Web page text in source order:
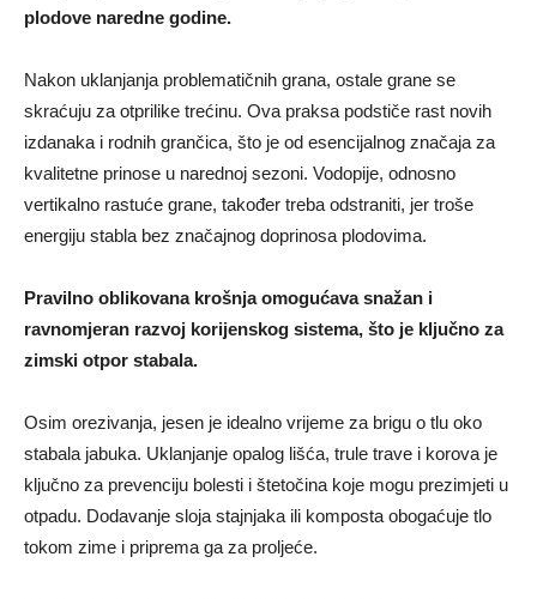
plodove naredne godine.
Nakon uklanjanja problematičnih grana, ostale grane se
skraćuju za otprilike trećinu. Ova praksa podstiče rast novih
izdanaka i rodnih grančica, što je od esencijalnog značaja za
kvalitetne prinose u narednoj sezoni. Vodopije, odnosno
vertikalno rastuće grane, također treba odstraniti, jer troše
energiju stabla bez značajnog doprinosa plodovima.
Pravilno oblikovana krošnja omogućava snažan i
ravnomjeran razvoj korijenskog sistema, što je ključno za
zimski otpor stabala.
Osim orezivanja, jesen je idealno vrijeme za brigu o tlu oko
stabala jabuka. Uklanjanje opalog lišća, trule trave i korova je
ključno za prevenciju bolesti i štetočina koje mogu prezimjeti u
otpadu. Dodavanje sloja stajnjaka ili komposta obogaćuje tlo
tokom zime i priprema ga za proljeće.